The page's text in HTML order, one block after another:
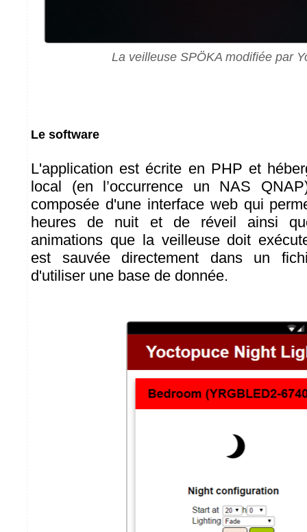
La veilleuse SPÖKA modifiée par
Le software
L'application est écrite en PHP et
local (en l’occurrence un NAS
composée d'une interface web qui
heures de nuit et de réveil ainsi
animations que la veilleuse doit
est sauvée directement dans un
d'utiliser une base de donnée.